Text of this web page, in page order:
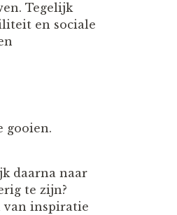
Tegelijk
en sociale
gooien.
daarna naar
te zijn?
van inspiratie